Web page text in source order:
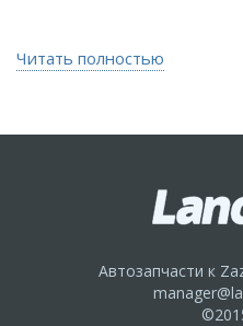
Читать полностью
Автозапчасти к